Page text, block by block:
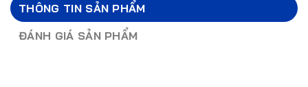
THÔNG TIN SẢN PHẨM
ĐÁNH GIÁ SẢN PHẨM